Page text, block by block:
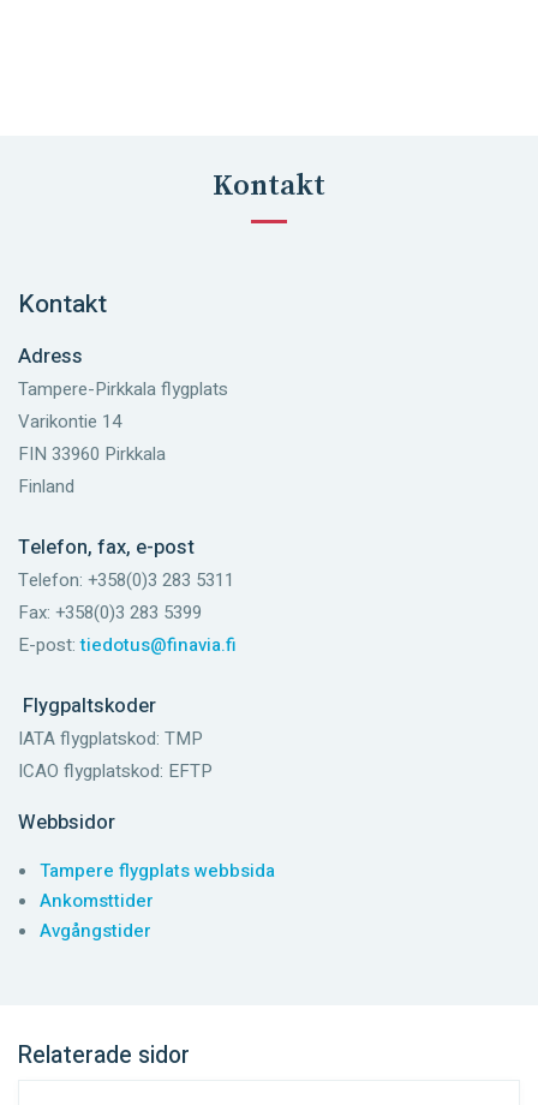
Kontakt
Kontakt
Adress
Tampere-Pirkkala flygplats
Varikontie 14
FIN 33960 Pirkkala
Finland
Telefon, fax, e-post
Telefon: +358(0)3 283 5311
Fax: +358(0)3 283 5399
E-post:tiedotus@finavia.fi
Flygpaltskoder
IATA flygplatskod: TMP
ICAO flygplatskod: EFTP
Webbsidor
Tampere flygplats webbsida
Ankomsttider
Avgångstider
Relaterade sidor